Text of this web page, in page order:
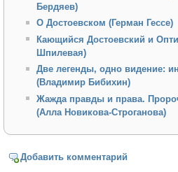
Бердяев)
О Достоевском (Герман Гессе)
Кающийся Достоевский и
Шпилевая)
Две легенды, одно видение:
(Владимир Бибихин)
Жажда правды и права.
(Алла Новикова-Строганова)
Добавить комментарий